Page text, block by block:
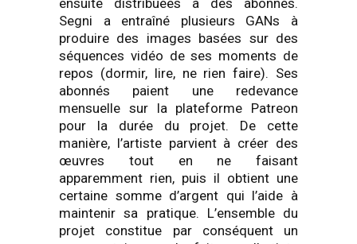
Segni a entraîné plusieurs GANs à
produire des images basées sur des
séquences vidéo de ses moments de
repos (dormir, lire, ne rien faire). Ses
abonnés paient une redevance
mensuelle sur la plateforme Patreon
pour la durée du projet. De cette
manière, l’artiste parvient à créer des
œuvres tout en ne faisant
apparemment rien, puis il obtient une
certaine somme d’argent qui l’aide à
maintenir sa pratique. L’ensemble du
projet constitue par conséquent un